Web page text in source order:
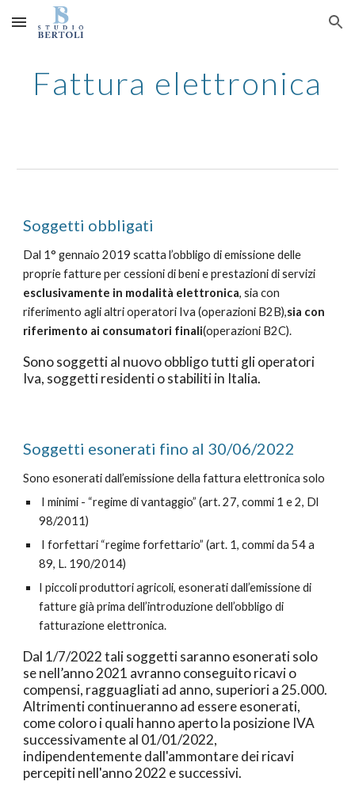
Skip to main content Skip to navigation
Fattura elettronica
Soggetti obbligati
Dal 1° gennaio 2019 scatta l’obbligo di emissione delle
proprie fatture per cessioni di beni e prestazioni di servizi
esclusivamente in modalità elettronica, sia con
riferimento agli altri operatori Iva (operazioni B2B),sia con
riferimento ai consumatori finali(operazioni B2C).
Sono soggetti al nuovo obbligo tutti gli operatori
Iva, soggetti residenti o stabiliti in Italia.
Soggetti esonerati fino al 30/06/2022
Sono esonerati dall’emissione della fattura elettronica solo
I minimi - “regime di vantaggio” (art. 27, commi 1 e 2, Dl
98/2011)
I forfettari “regime forfettario” (art. 1, commi da 54 a
89, L. 190/2014)
I piccoli produttori agricoli, esonerati dall’emissione di
fatture già prima dell’introduzione dell’obbligo di
fatturazione elettronica.
Dal 1/7/2022 tali soggetti saranno esonerati solo
se nell’anno 2021 avranno conseguito ricavi o
compensi, ragguagliati ad anno, superiori a 25.000.
Altrimenti continueranno ad essere esonerati,
come coloro i quali hanno aperto la posizione IVA
successivamente al 01/01/2022,
indipendentemente dall'ammontare dei ricavi
percepiti nell'anno 2022 e successivi.